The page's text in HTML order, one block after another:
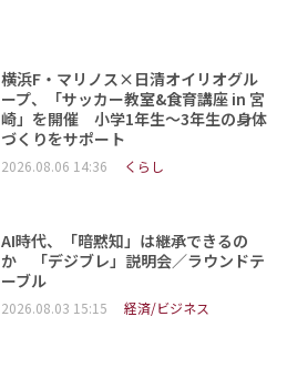
横浜F・マリノス×日清オイリオグル
ープ、「サッカー教室&食育講座 in 宮
崎」を開催 小学1年生～3年生の身体
づくりをサポート
2026.08.06 14:36 くらし
AI時代、「暗黙知」は継承できるの
か 「デジブレ」説明会／ラウンドテ
ーブル
2026.08.03 15:15 経済/ビジネス